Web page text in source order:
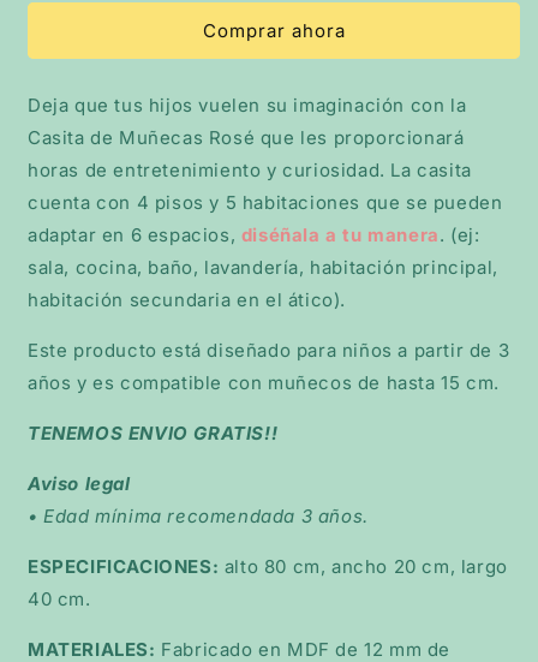
ROSÉComprar ahora
Deja que tus hijos vuelen su imaginación con la
Casita de Muñecas Rosé que les proporcionará
horas de entretenimiento y curiosidad. La casita
cuenta con 4 pisos y 5 habitaciones que se pueden
adaptar en 6 espacios, diséñala a tu manera. (ej:
sala, cocina, baño, lavandería, habitación principal,
habitación secundaria en el ático).
Este producto está diseñado para niños a partir de 3
años y es compatible con muñecos de hasta 15 cm.
TENEMOS ENVIO GRATIS!!
Aviso legal
• Edad mínima recomendada 3 años.
ESPECIFICACIONES: alto 80 cm, ancho 20 cm, largo
40 cm.
MATERIALES: Fabricado en MDF de 12 mm de